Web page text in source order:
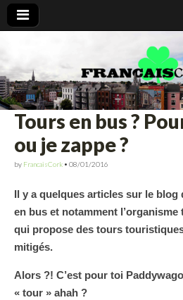
Francais Cork
Tours en bus ?
ou je zappe ?
by FrancaisCork • 08/01/2016
Il y a quelques articles sur le
en bus et notamment
qui propose des tours
mitigés.
Alors ?! C’est pour toi
« tour » ahah ?